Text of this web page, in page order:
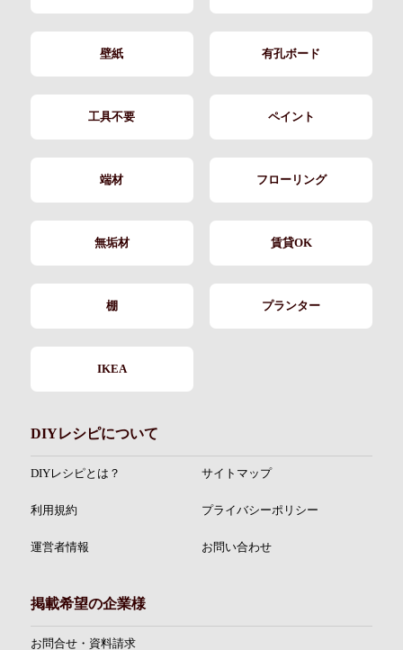
壁紙 有孔ボード
工具不要 ペイント
端材 フローリング
無垢材 賃貸OK
棚 プランター
IKEA
DIYレシピについて
DIYレシピとは？ サイトマップ
利用規約 プライバシーポリシー
運営者情報 お問い合わせ
掲載希望の企業様
お問合せ・資料請求